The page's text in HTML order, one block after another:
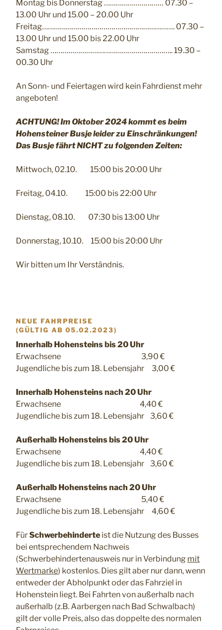
Montag bis Donnerstag ………………………… 07.30 –
13.00 Uhr und 15.00 – 20.00 Uhr
Freitag…………………………………………………………. 07.30 –
13.00 Uhr und 15.00 bis 22.00 Uhr
Samstag …………………………………………………….. 19.30 –
00.30 Uhr
An Sonn- und Feiertagen wird kein Fahrdienst mehr
angeboten!
ACHTUNG! Im Oktober 2024 kommt es beim
Hohensteiner Busje leider zu Einschränkungen!
Das Busje fährt NICHT zu folgenden Zeiten:
Mittwoch, 02.10. 15:00 bis 20:00 Uhr
Freitag, 04.10. 15:00 bis 22:00 Uhr
Dienstag, 08.10. 07:30 bis 13:00 Uhr
Donnerstag, 10.10. 15:00 bis 20:00 Uhr
Wir bitten um Ihr Verständnis.
NEUE FAHRPREISE
(GÜLTIG AB 05.02.2023)
Innerhalb Hohensteins bis 20 Uhr
Erwachsene 3,90 €
Jugendliche bis zum 18. Lebensjahr 3,00 €
Innerhalb Hohensteins nach 20 Uhr
Erwachsene 4,40 €
Jugendliche bis zum 18. Lebensjahr 3,60 €
Außerhalb Hohensteins bis 20 Uhr
Erwachsene 4,40 €
Jugendliche bis zum 18. Lebensjahr 3,60 €
Außerhalb Hohensteins nach 20 Uhr
Erwachsene 5,40 €
Jugendliche bis zum 18. Lebensjahr 4,60 €
FürSchwerbehinderte ist die Nutzung des Busses
bei entsprechendem Nachweis
(Schwerbehindertenausweis nur in Verbindung mit
Wertmarke) kostenlos. Dies gilt aber nur dann, wenn
entweder der Abholpunkt oder das Fahrziel in
Hohenstein liegt. Bei Fahrten von außerhalb nach
außerhalb (z.B. Aarbergen nach Bad Schwalbach)
gilt der volle Preis, also das doppelte des normalen